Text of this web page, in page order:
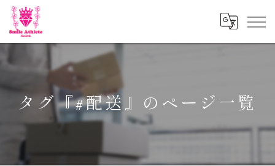
タグ『#配送』のページ一覧